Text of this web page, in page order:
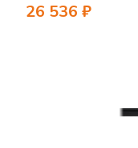
26 536 ₽